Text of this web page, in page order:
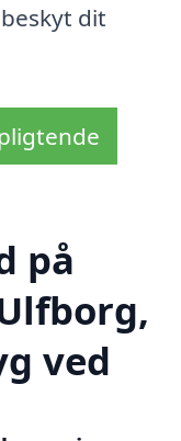
dit
på
ved